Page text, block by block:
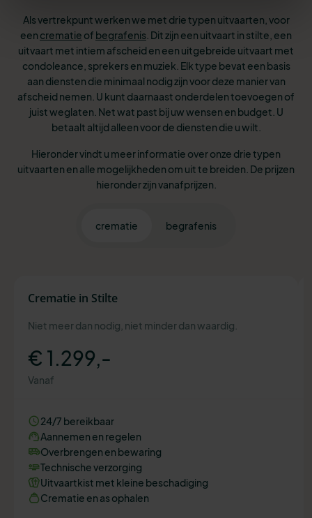
Als vertrekpunt werken we met drie typen uitvaarten, voor
een crematie of begrafenis . Dit zijn een uitvaart in stilte, een
uitvaart met intiem afscheid en een uitgebreide uitvaart met
condoleance, sprekers en muziek. Elk type bevat een basis
aan diensten die minimaal nodig zijn voor deze manier van
afscheid nemen. U kunt daarnaast onderdelen toevoegen of
juist weglaten. Net wat past bij uw wensen en budget. U
betaalt altijd alleen voor de diensten die u wilt.
Hieronder vindt u meer informatie over onze drie typen
uitvaarten en alle mogelijkheden om uit te breiden. De prijzen
hieronder zijn vanafprijzen.
crematie begrafenis
Crematie in Stilte
Niet meer dan nodig, niet minder dan waardig.
€ 1.299,-
Vanaf
24/7 bereikbaar
Aannemen en regelen
Overbrengen en bewaring
Technische verzorging
Uitvaartkist met kleine beschadiging
Crematie en as ophalen